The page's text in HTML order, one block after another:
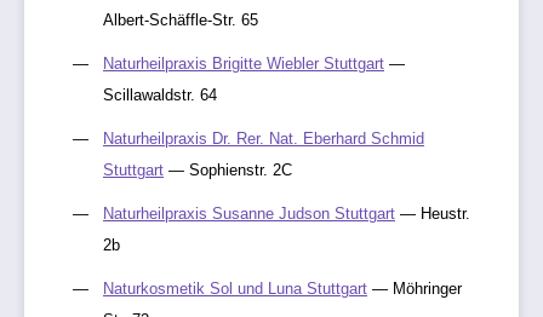
Albert-Schäffle-Str. 65
Naturheilpraxis Brigitte Wiebler Stuttgart —
Scillawaldstr. 64
Naturheilpraxis Dr. Rer. Nat. Eberhard Schmid
Stuttgart — Sophienstr. 2C
Naturheilpraxis Susanne Judson Stuttgart — Heustr.
2b
Naturkosmetik Sol und Luna Stuttgart — Möhringer